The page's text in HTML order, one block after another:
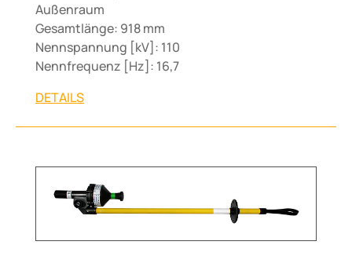
Außenraum
Gesamtlänge: 918 mm
Nennspannung [kV]: 110
Nennfrequenz [Hz]: 16,7
DETAILS